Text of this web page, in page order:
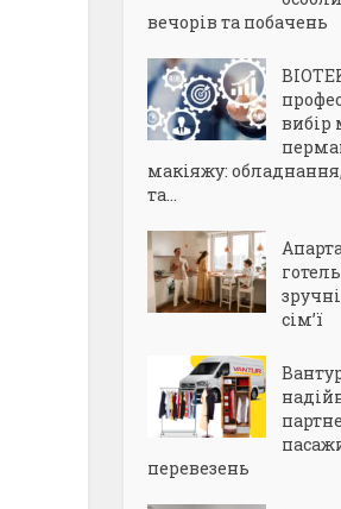
вечорів та побачень
вибір
макіяжу:
та...
сім’ї
перевезень